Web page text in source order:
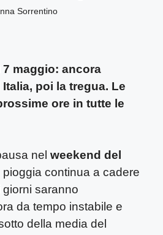
Sorrentino
maggio: ancora
poi la tregua. Le
ore in tutte le
nel weekend del
pioggia continua a cadere
giorni saranno
da tempo instabile e
della media del